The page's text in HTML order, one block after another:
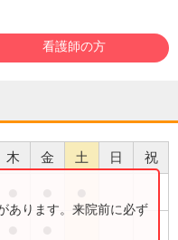
看護師の方
木 金 土 日 祝
あります。来院前に必ず